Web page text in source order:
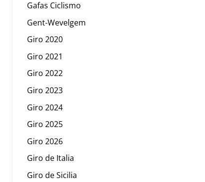
Gafas Ciclismo
Gent-Wevelgem
Giro 2020
Giro 2021
Giro 2022
Giro 2023
Giro 2024
Giro 2025
Giro 2026
Giro de Italia
Giro de Sicilia